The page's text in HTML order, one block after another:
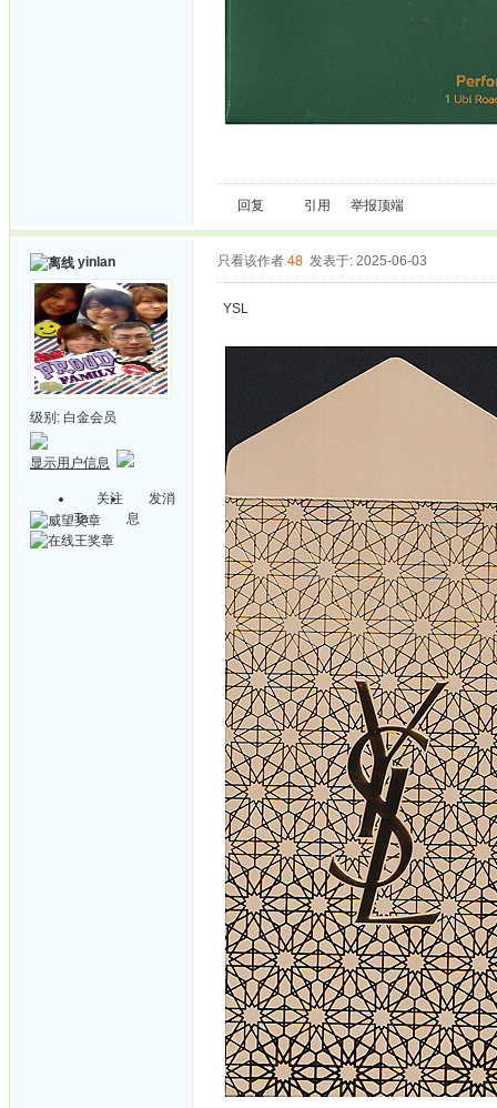
回复 引用 举报顶端
yinlan
级别: 白金会员
显示用户信息
关注
Ta
发消
息
只看该作者 48 发表于: 2025-06-03
YSL